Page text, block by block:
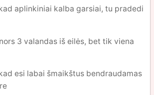
aplinkiniai kalba garsiai, tu pradedi
3 valandas iš eilės, bet tik viena
esi labai šmaikštus bendraudamas